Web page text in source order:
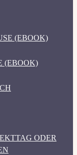
(EBOOK)
(EBOOK)
ODER